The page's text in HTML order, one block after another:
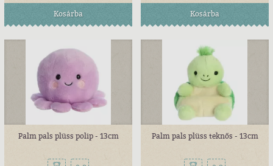
Kosárba Kosárba
Palm pals plüss polip - 13cm Palm pals plüss teknős - 13cm